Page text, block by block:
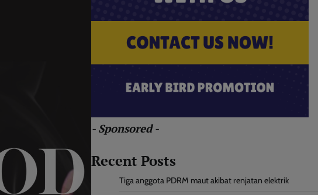
- Sponsored -
Recent Posts
Tiga anggota PDRM maut akibat renjatan elektrik